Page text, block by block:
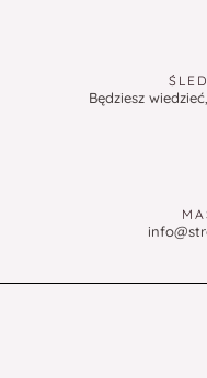
Będziesz